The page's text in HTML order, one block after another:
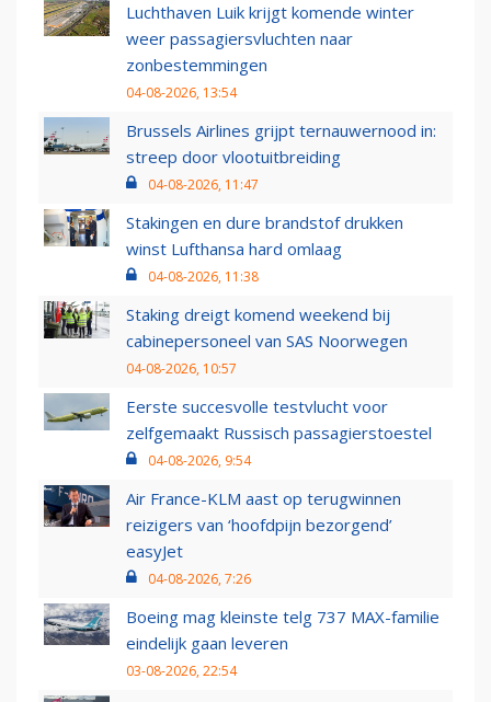
Luchthaven Luik krijgt komende winter
weer passagiersvluchten naar
zonbestemmingen
04-08-2026, 13:54
Brussels Airlines grijpt ternauwernood in:
streep door vlootuitbreiding
04-08-2026, 11:47
Stakingen en dure brandstof drukken
winst Lufthansa hard omlaag
04-08-2026, 11:38
Staking dreigt komend weekend bij
cabinepersoneel van SAS Noorwegen
04-08-2026, 10:57
Eerste succesvolle testvlucht voor
zelfgemaakt Russisch passagierstoestel
04-08-2026, 9:54
Air France-KLM aast op terugwinnen
reizigers van ‘hoofdpijn bezorgend’
easyJet
04-08-2026, 7:26
Boeing mag kleinste telg 737 MAX-familie
eindelijk gaan leveren
03-08-2026, 22:54